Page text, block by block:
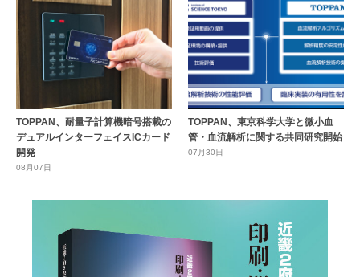
TOPPAN、耐量子計算機暗号搭載の
デュアルインターフェイスICカード
開発
08月07日
TOPPAN、東京科学大学と微小血
管・血流解析に関する共同研究開始
07月30日